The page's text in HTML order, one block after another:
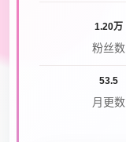
1.20万
粉丝数
53.5
月更数